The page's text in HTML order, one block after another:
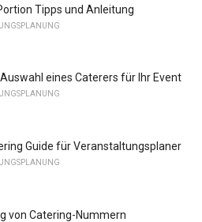
Tipps und Anleitung
eines Caterers für Ihr Event
Guide für Veranstaltungsplaner
von Catering-Nummern